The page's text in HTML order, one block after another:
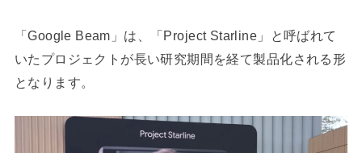
「Google Beam」は、「Project Starline」と呼ばれて
いたプロジェクトが長い研究期間を経て製品化される形
となります。